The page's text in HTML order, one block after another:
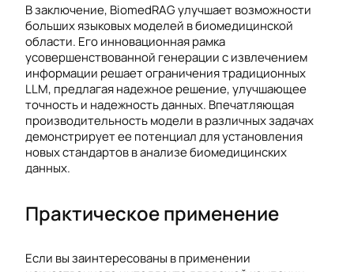
В заключение, BiomedRAG улучшает возможности
больших языковых моделей в биомедицинской
области. Его инновационная рамка
усовершенствованной генерации с извлечением
информации решает ограничения традиционных
LLM, предлагая надежное решение, улучшающее
точность и надежность данных. Впечатляющая
производительность модели в различных задачах
демонстрирует ее потенциал для установления
новых стандартов в анализе биомедицинских
данных.
Практическое применение
Если вы заинтересованы в применении